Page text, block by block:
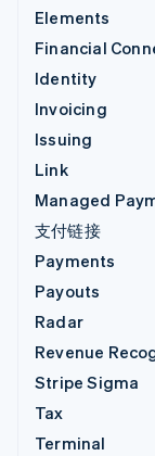
Elements
Financial
Identity
Invoicing
Issuing
Link
Managed
支付链接
Payments
Payouts
Radar
Revenue
Stripe Sigma
Tax
Terminal